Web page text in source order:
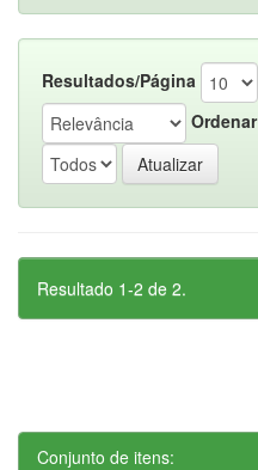
Resultados/Página
Ordenar
Resultado 1-2 de 2.
Conjunto de itens: